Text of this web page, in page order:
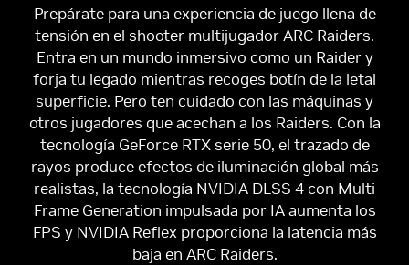
Prepárate para una experiencia de juego llena de
tensión en el shooter multijugador ARC Raiders.
Entra en un mundo inmersivo como un Raider y
forja tu legado mientras recoges botín de la letal
superficie. Pero ten cuidado con las máquinas y
otros jugadores que acechan a los Raiders. Con la
tecnología GeForce RTX serie 50, el trazado de
rayos produce efectos de iluminación global más
realistas, la tecnología NVIDIA DLSS 4 con Multi
Frame Generation impulsada por IA aumenta los
FPS y NVIDIA Reflex proporciona la latencia más
baja en ARC Raiders.